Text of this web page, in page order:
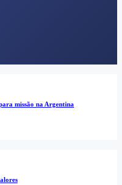
missão na Argentina